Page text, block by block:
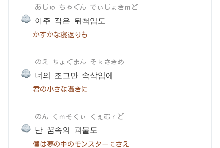
あじゅ ちゃぐん でぃじょきｍど
아주 작은 뒤척임도
かすかな寝返りも
のえ ちょぐまん そｋさきめ
너의 조그만 속삭임에
君の小さな囁きに
のん くｍそくぃ くぇむｒど
난 꿈속의 괴물도
僕は夢の中のモンスターにさえ